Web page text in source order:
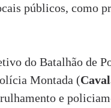
públicos, como
do Batalhão de
Montada (
e